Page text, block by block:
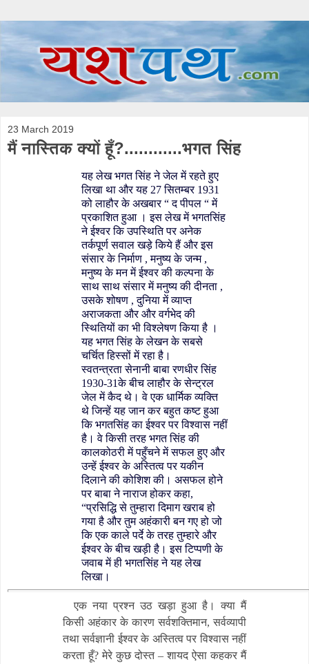
23 March 2019
मैं नास्तिक क्यों हूँ?............भगत सिंह
यह लेख भगत सिंह ने जेल में रहते हुए
लिखा था और यह 27 सितम्बर 1931
को लाहौर के अखबार “ द पीपल “ में
प्रकाशित हुआ । इस लेख में भगतसिंह
ने ईश्वर कि उपस्थिति पर अनेक
तर्कपूर्ण सवाल खड़े किये हैं और इस
संसार के निर्माण , मनुष्य के जन्म ,
मनुष्य के मन में ईश्वर की कल्पना के
साथ साथ संसार में मनुष्य की दीनता ,
उसके शोषण , दुनिया में व्याप्त
अराजकता और और वर्गभेद की
स्थितियों का भी विश्लेषण किया है ।
यह भगत सिंह के लेखन के सबसे
चर्चित हिस्सों में रहा है।
स्वतन्त्रता सेनानी बाबा रणधीर सिंह
1930-31के बीच लाहौर के सेन्ट्रल
जेल में कैद थे। वे एक धार्मिक व्यक्ति
थे जिन्हें यह जान कर बहुत कष्ट हुआ
कि भगतसिंह का ईश्वर पर विश्वास नहीं
है। वे किसी तरह भगत सिंह की
कालकोठरी में पहुँचने में सफल हुए और
उन्हें ईश्वर के अस्तित्व पर यकीन
दिलाने की कोशिश की। असफल होने
पर बाबा ने नाराज होकर कहा,
“प्रसिद्धि से तुम्हारा दिमाग खराब हो
गया है और तुम अहंकारी बन गए हो जो
कि एक काले पर्दे के तरह तुम्हारे और
ईश्वर के बीच खड़ी है। इस टिप्पणी के
जवाब में ही भगतसिंह ने यह लेख
लिखा।
एक नया प्रश्न उठ खड़ा हुआ है। क्या मैं
किसी अहंकार के कारण सर्वशक्तिमान, सर्वव्यापी
तथा सर्वज्ञानी ईश्वर के अस्तित्व पर विश्वास नहीं
करता हूँ? मेरे कुछ दोस्त – शायद ऐसा कहकर मैं